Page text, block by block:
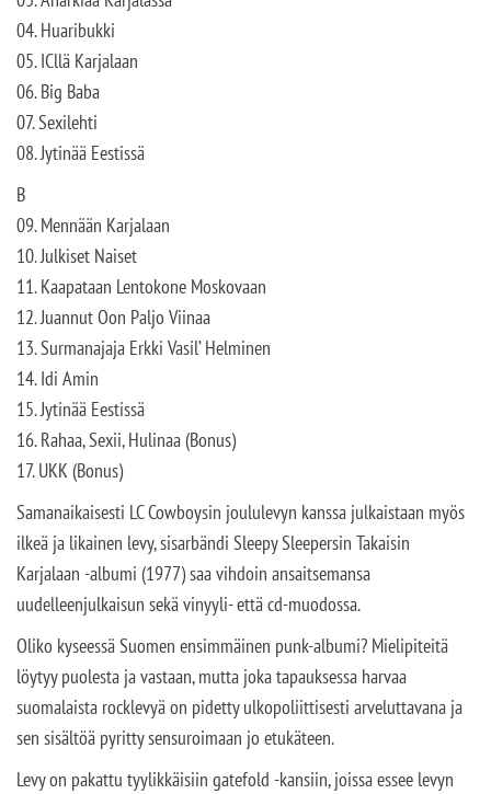
04. Huaribukki
05. ICllä Karjalaan
06. Big Baba
07. Sexilehti
08. Jytinää Eestissä
B
09. Mennään Karjalaan
10. Julkiset Naiset
11. Kaapataan Lentokone Moskovaan
12. Juannut Oon Paljo Viinaa
13. Surmanajaja Erkki Vasil’ Helminen
14. Idi Amin
15. Jytinää Eestissä
16. Rahaa, Sexii, Hulinaa (Bonus)
17. UKK (Bonus)
Samanaikaisesti LC Cowboysin joululevyn kanssa julkaistaan myös
ilkeä ja likainen levy, sisarbändi Sleepy Sleepersin Takaisin
Karjalaan -albumi (1977) saa vihdoin ansaitsemansa
uudelleenjulkaisun sekä vinyyli- että cd-muodossa.
Oliko kyseessä Suomen ensimmäinen punk-albumi? Mielipiteitä
löytyy puolesta ja vastaan, mutta joka tapauksessa harvaa
suomalaista rocklevyä on pidetty ulkopoliittisesti arveluttavana ja
sen sisältöä pyritty sensuroimaan jo etukäteen.
Levy on pakattu tyylikkäisiin gatefold -kansiin, joissa essee levyn